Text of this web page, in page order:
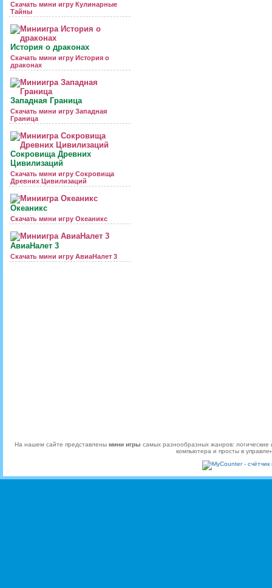
Скачать мини игру Кулинарные
Тайны
История о драконах
Скачать мини игру История о
драконах
Западная Граница
Скачать мини игру Западная
Граница
Сокровища Древних
Цивилизаций
Скачать мини игру Сокровища
Древних Цивилизаций
Океаникс
Скачать мини игру Океаникс
АвиаНалет 3
Скачать мини игру АвиаНалет 3
На нашем сайте представлены мини игры самых разнообразных жанров:
компьютера и просты в